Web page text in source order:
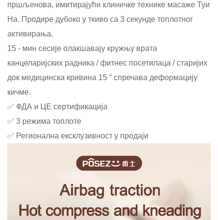
пршљенова, имитирајући клиничке технике масаже Туи
На. Продире дубоко у ткиво са 3 секунде топлотног
активирања.
15 - мин сесије олакшавају кружњу врата
канцеларијских радника / фитнес посетилаца / старијих
док медицинска кривина 15 ° спречава деформацију
кичме.
✅ ФДА и ЦЕ сертификација
✅ 3 режима топлоте
✅ Регионална ексклузивност у продаји